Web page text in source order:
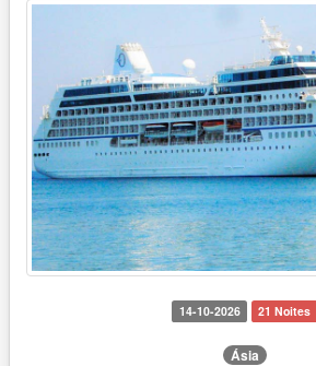
14-10-2026 21 Noites
Ásia